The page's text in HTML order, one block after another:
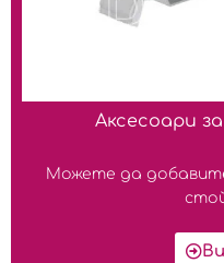
Аксесоари
Можете да